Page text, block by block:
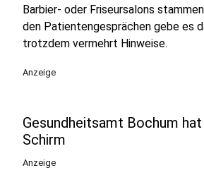
Barbier- oder Friseursalons
den Patientengesprächen gebe es
trotzdem vermehrt Hinweise.
Anzeige
Gesundheitsamt Bochum
Schirm
Anzeige